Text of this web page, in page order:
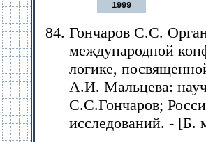
1999
Гончаров С.С.
международной
логике,
А.И. Мальцева:
С.С.Гончаров;
исследований. - [Б.